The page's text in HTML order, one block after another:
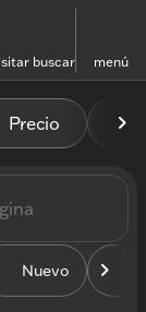
buscar menú
volver arriba
Precio
Nuevo